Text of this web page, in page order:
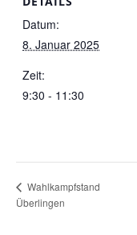
Datum:
8. Januar 2025
Zeit:
9:30 - 11:30
Wahlkampfstand
Überlingen